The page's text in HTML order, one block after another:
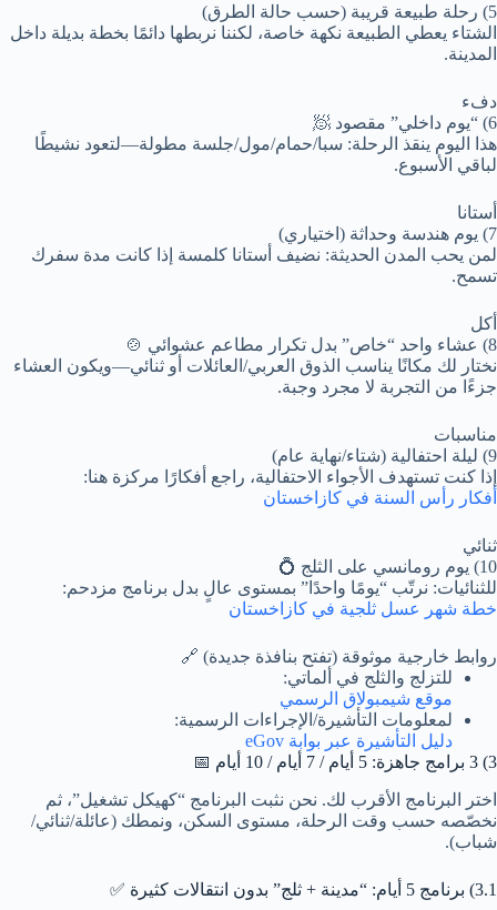
5) رحلة طبيعة قريبة (حسب حالة الطرق)
الشتاء يعطي الطبيعة نكهة خاصة، لكننا نربطها دائمًا بخطة بديلة داخل
المدينة.
دفء
6) “يوم داخلي” مقصود 🧖
هذا اليوم ينقذ الرحلة: سبا/حمام/مول/جلسة مطولة—لتعود نشيطًا
لباقي الأسبوع.
أستانا
7) يوم هندسة وحداثة (اختياري)
لمن يحب المدن الحديثة: نضيف أستانا كلمسة إذا كانت مدة سفرك
تسمح.
أكل
8) عشاء واحد “خاص” بدل تكرار مطاعم عشوائي 🍲
نختار لك مكانًا يناسب الذوق العربي/العائلات أو ثنائي—ويكون العشاء
جزءًا من التجربة لا مجرد وجبة.
مناسبات
9) ليلة احتفالية (شتاء/نهاية عام)
إذا كنت تستهدف الأجواء الاحتفالية، راجع أفكارًا مركزة هنا:
أفكار رأس السنة في كازاخستان
ثنائي
10) يوم رومانسي على الثلج 💍
للثنائيات: نرتّب “يومًا واحدًا” بمستوى عالٍ بدل برنامج مزدحم:
خطة شهر عسل ثلجية في كازاخستان
روابط خارجية موثوقة (تفتح بنافذة جديدة) 🔗
للتزلج والثلج في ألماتي:
موقع شيمبولاق الرسمي
لمعلومات التأشيرة/الإجراءات الرسمية:
دليل التأشيرة عبر بوابة eGov
3) 3 برامج جاهزة: 5 أيام / 7 أيام / 10 أيام 📅
اختر البرنامج الأقرب لك. نحن نثبت البرنامج “كهيكل تشغيل”، ثم
نخصّصه حسب وقت الرحلة، مستوى السكن، ونمطك (عائلة/ثنائي/
شباب).
3.1) برنامج 5 أيام: “مدينة + ثلج” بدون انتقالات كثيرة ✅